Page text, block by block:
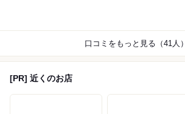
口コミをもっと見る（41人）
[PR] 近くのお店